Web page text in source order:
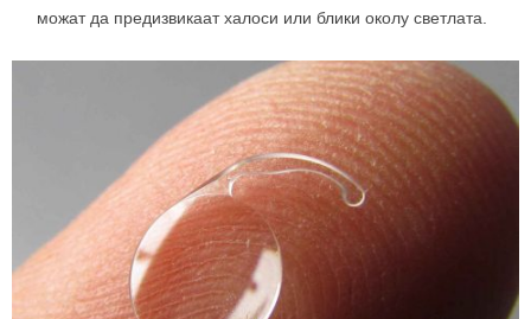
можат да предизвикаат халоси или блики околу светлата.